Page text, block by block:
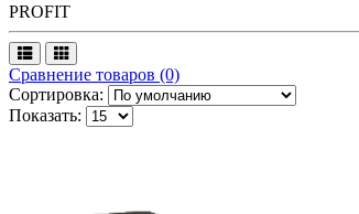
PROFIT
Сравнение товаров (0)
Сортировка:
Показать: